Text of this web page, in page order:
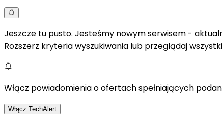
Jeszcze tu pusto. Jesteśmy nowym serwisem -
Rozszerz kryteria wyszukiwania lub przeglądaj
Włącz powiadomienia o ofertach spełniających
Włącz TechAlert